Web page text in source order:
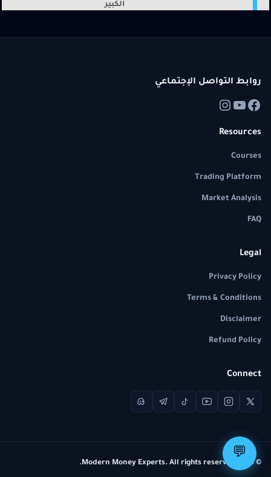
الكبير
روابط التواصل الإجتماعي
Resources
Courses
Trading Platform
Market Analysis
FAQ
Legal
Privacy Policy
Terms & Conditions
Disclaimer
Refund Policy
Connect
© 2026 Modern Money Experts. All rights reserved.
💬